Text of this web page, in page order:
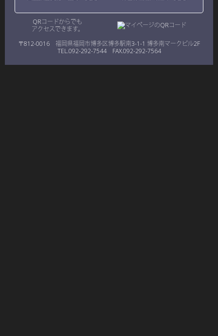
QRコードからでも
アクセスできます。
〒812-0016 福岡県福岡市博多区博多駅南3-1-1 博多南マークビル2F
TEL.092-292-7544 FAX.092-292-7564